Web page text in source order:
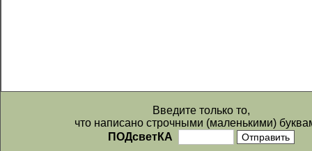
Введите только то,
что написано строчными (маленькими)
ПОДсветКА